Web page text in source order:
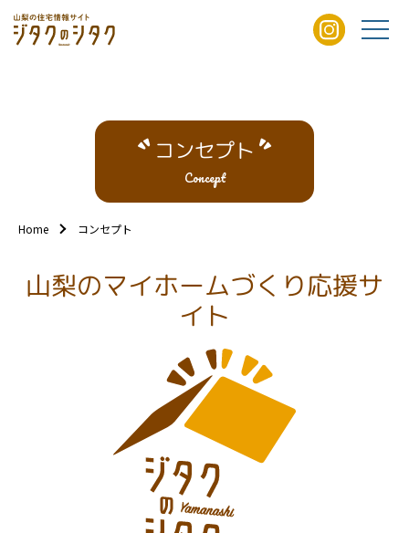
コンセプト
Concept
Home コンセプト
山梨のマイホームづくり応援サ
イト